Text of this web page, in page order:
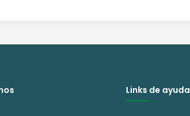
Links de ayuda